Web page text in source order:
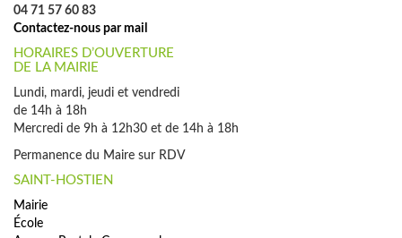
04 71 57 60 83
Contactez-nous par mail
HORAIRES D’OUVERTURE
DE LA MAIRIE
Lundi, mardi, jeudi et vendredi
de 14h à 18h
Mercredi de 9h à 12h30 et de 14h à 18h
Permanence du Maire sur RDV
SAINT-HOSTIEN
Mairie
École